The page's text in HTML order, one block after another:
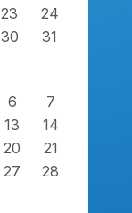
23
24
30 31
6
7
13
14
20
21
27
28